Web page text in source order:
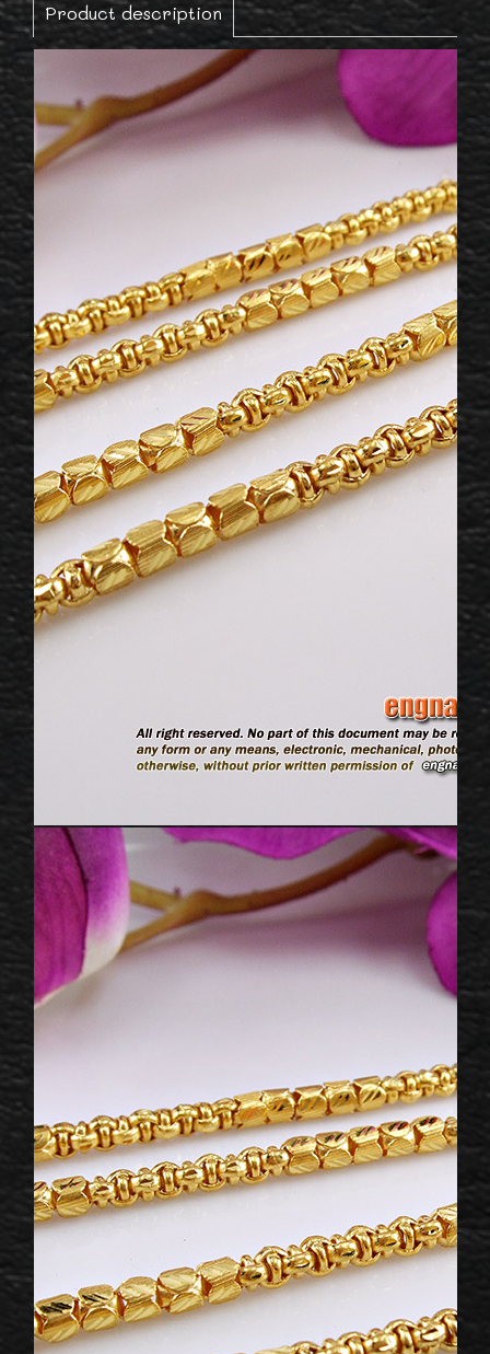
Product description